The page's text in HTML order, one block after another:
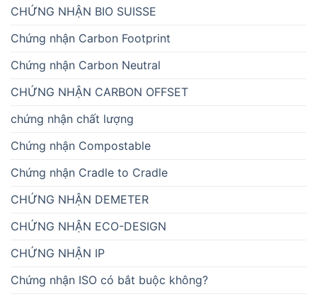
CHỨNG NHẬN BIO SUISSE
Chứng nhận Carbon Footprint
Chứng nhận Carbon Neutral
CHỨNG NHẬN CARBON OFFSET
chứng nhận chất lượng
Chứng nhận Compostable
Chứng nhận Cradle to Cradle
CHỨNG NHẬN DEMETER
CHỨNG NHẬN ECO-DESIGN
CHỨNG NHẬN IP
Chứng nhận ISO có bắt buộc không?